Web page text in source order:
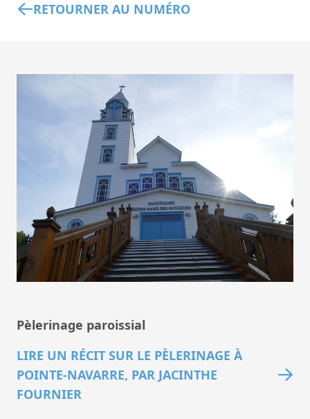
RETOURNER AU NUMÉRO
Pèlerinage paroissial
LIRE UN RÉCIT SUR LE PÈLERINAGE À
POINTE-NAVARRE, PAR JACINTHE
FOURNIER